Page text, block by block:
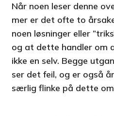
Når noen leser denne
mer er det ofte to
noen løsninger eller
og at dette handler om
ikke en selv. Begge
ser det feil, og er også
særlig flinke på dette